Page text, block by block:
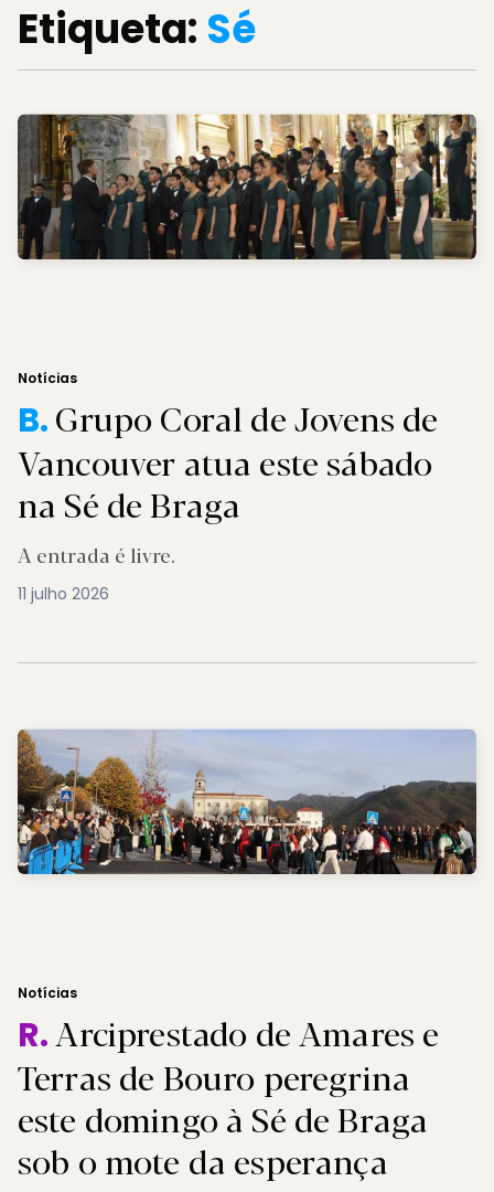
Etiqueta: Sé
Notícias
B.Grupo Coral de Jovens de
Vancouver atua este sábado
na Sé de Braga
A entrada é livre.
11 julho 2026
Notícias
R.Arciprestado de Amares e
Terras de Bouro peregrina
este domingo à Sé de Braga
sob o mote da esperança